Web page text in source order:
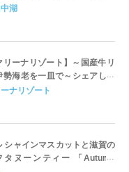
–」を発売
湖
リーナリゾート】～国産牛リ
海老を一皿で～シェアして
& Turf」が新登場
ナリゾート
シャインマスカットと滋賀の
ヌーンティー 「Autumn